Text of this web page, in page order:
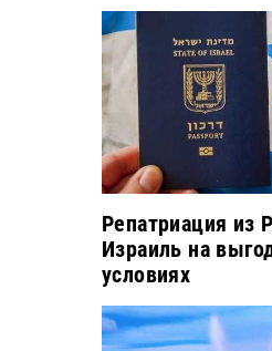
Репатриация из
Израиль на
условиях